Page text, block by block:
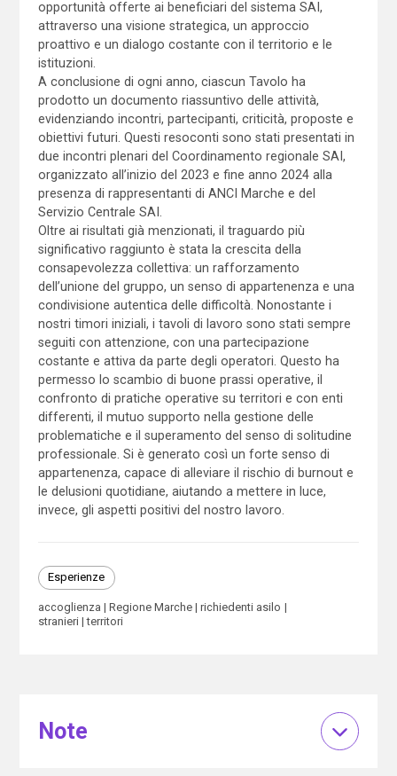
opportunità offerte ai beneficiari del sistema SAI,
attraverso una visione strategica, un approccio
proattivo e un dialogo costante con il territorio e le
istituzioni.
A conclusione di ogni anno, ciascun Tavolo ha
prodotto un documento riassuntivo delle attività,
evidenziando incontri, partecipanti, criticità, proposte e
obiettivi futuri. Questi resoconti sono stati presentati in
due incontri plenari del Coordinamento regionale SAI,
organizzato all’inizio del 2023 e fine anno 2024 alla
presenza di rappresentanti di ANCI Marche e del
Servizio Centrale SAI.
Oltre ai risultati già menzionati, il traguardo più
significativo raggiunto è stata la crescita della
consapevolezza collettiva: un rafforzamento
dell’unione del gruppo, un senso di appartenenza e una
condivisione autentica delle difficoltà. Nonostante i
nostri timori iniziali, i tavoli di lavoro sono stati sempre
seguiti con attenzione, con una partecipazione
costante e attiva da parte degli operatori. Questo ha
permesso lo scambio di buone prassi operative, il
confronto di pratiche operative su territori e con enti
differenti, il mutuo supporto nella gestione delle
problematiche e il superamento del senso di solitudine
professionale. Si è generato così un forte senso di
appartenenza, capace di alleviare il rischio di burnout e
le delusioni quotidiane, aiutando a mettere in luce,
invece, gli aspetti positivi del nostro lavoro.
Esperienze
accoglienza Regione Marche
richiedenti asilo
stranieri
territori
Note